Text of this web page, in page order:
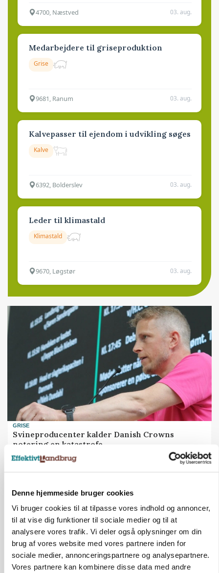
Denne hjemmeside bruger cookies
Vi bruger cookies til at tilpasse vores indhold og annoncer,
til at vise dig funktioner til sociale medier og til at
analysere vores trafik. Vi deler også oplysninger om din
brug af vores website med vores partnere inden for
sociale medier, annonceringspartnere og analysepartnere.
Vores partnere kan kombinere disse data med andre
4700, Næstved 03. aug.
Medarbejdere til griseproduktion
Grise
9681, Ranum 03. aug.
Kalvepasser til ejendom i udvikling søges
Kalve
6392, Bolderslev 03. aug.
Leder til klimastald
Klimastald
9670, Løgstør 03. aug.
GRISE
Svineproducenter kalder Danish Crowns
notering en katastrofe